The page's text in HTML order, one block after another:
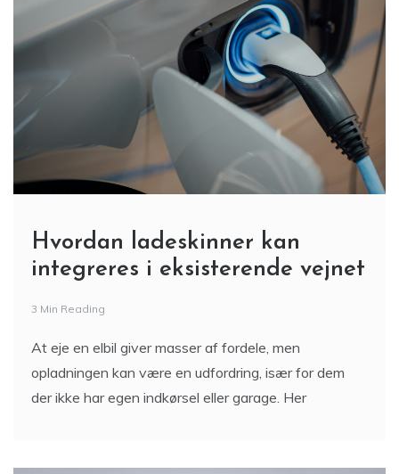
Hvordan ladeskinner kan
integreres i eksisterende vejnet
3 Min Reading
At eje en elbil giver masser af fordele, men
opladningen kan være en udfordring, især for dem
der ikke har egen indkørsel eller garage. Her